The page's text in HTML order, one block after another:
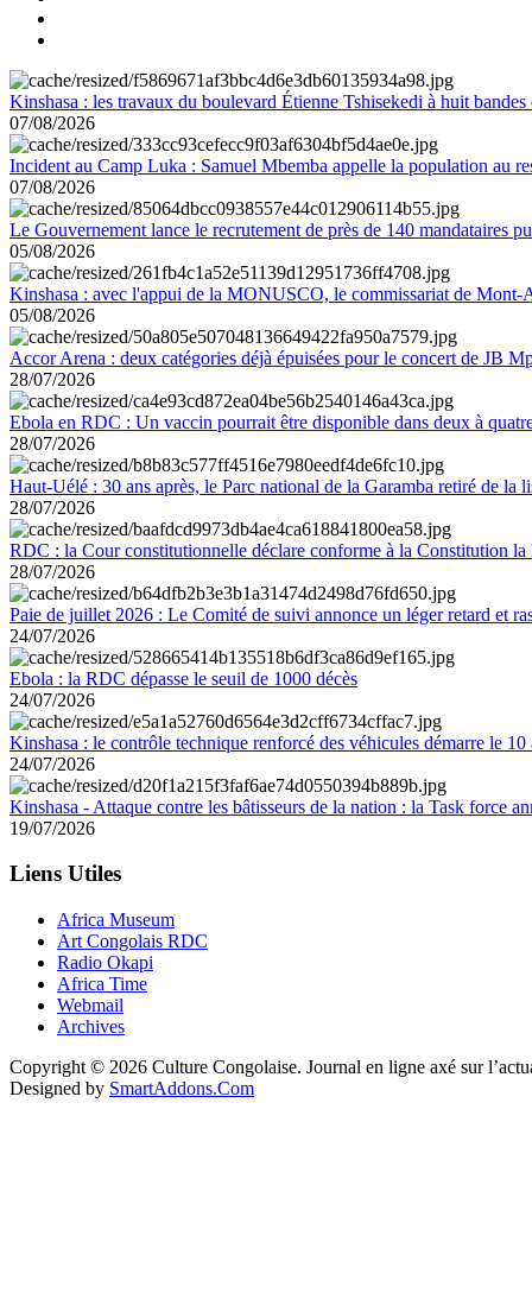
Kinshasa : les travaux du boulevard Étienne Tshisekedi à huit
07/08/2026
Incident au Camp Luka : Samuel Mbemba appelle la population au
07/08/2026
Le Gouvernement lance le recrutement de près de 140 mandataires
05/08/2026
Kinshasa : avec l'appui de la MONUSCO, le commissariat de Mont-
05/08/2026
Accor Arena : deux catégories déjà épuisées pour le concert de JB
28/07/2026
Ebola en RDC : Un vaccin pourrait être disponible dans deux à
28/07/2026
Haut-Uélé : 30 ans après, le Parc national de la Garamba retiré de la
28/07/2026
RDC : la Cour constitutionnelle déclare conforme à la Constitution la
28/07/2026
Paie de juillet 2026 : Le Comité de suivi annonce un léger retard et
24/07/2026
Ebola : la RDC dépasse le seuil de 1000 décès
24/07/2026
Kinshasa : le contrôle technique renforcé des véhicules démarre le 10
24/07/2026
Kinshasa - Attaque contre les bâtisseurs de la nation : la Task force
19/07/2026
Liens Utiles
Africa Museum
Art Congolais RDC
Radio Okapi
Africa Time
Webmail
Archives
Copyright © 2026 Culture Congolaise. Journal en ligne axé sur
Designed by SmartAddons.Com